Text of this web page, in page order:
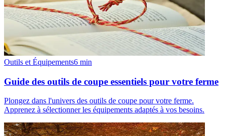
Outils et Équipements6 min
Guide des outils de coupe essentiels pour votre ferme
Plongez dans l'univers des outils de coupe pour votre ferme.
Apprenez à sélectionner les équipements adaptés à vos besoins.